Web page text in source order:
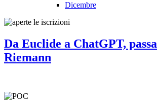
Dicembre
Da Euclide a ChatGPT,
Riemann